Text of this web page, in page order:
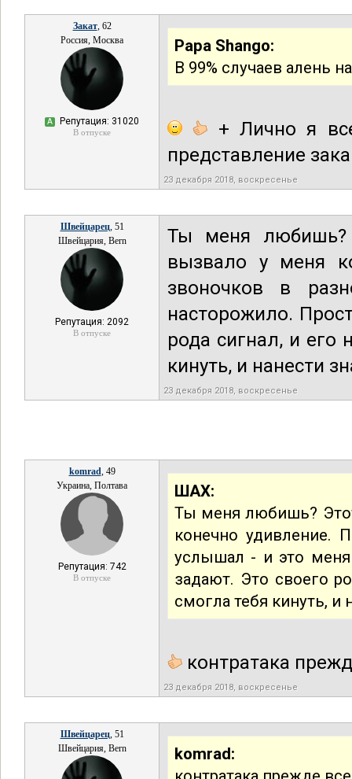
Закат, 62
Россия, Москва
А Репутация: 31020
В отпуске
Papa Shango:
В 99% случаев алень
+ Лично я
представление
23 декабря 2018, воскресенье
Швейцарец, 51
Швейцария, Bern
Репутация: 2092
В отпуске
Ты меня любишь?
вызвало у меня
звоночков в
насторожило.
рода сигнал, и его
кинуть, и нанести
23 декабря 2018, воскресенье
komrad, 49
Украина, Полтава
Репутация: 742
В отпуске
ШАХ:
Ты меня любишь?
конечно удивление.
услышал - и это меня
задают. Это своего
смогла тебя кинуть, и
контратака
23 декабря 2018, воскресенье
Швейцарец, 51
Швейцария, Bern
komrad: